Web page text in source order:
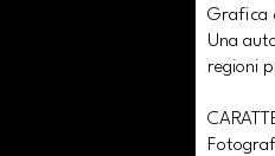
Grafica
Una
regioni